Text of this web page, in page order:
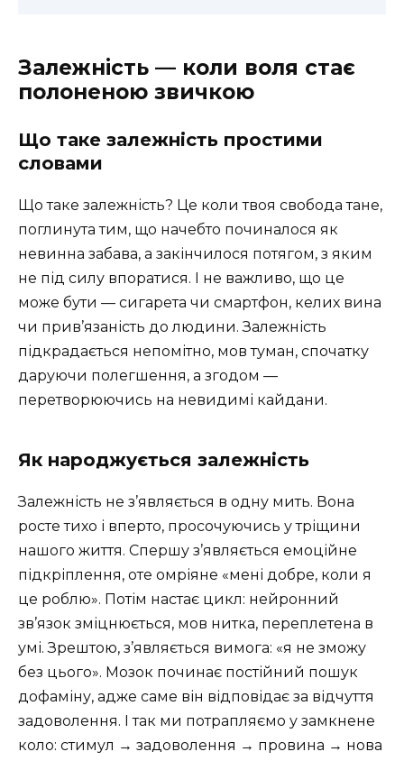
Залежність — коли воля стає
полоненою звичкою
Що таке залежність простими
словами
Що таке залежність? Це коли твоя свобода тане,
поглинута тим, що начебто починалося як
невинна забава, а закінчилося потягом, з яким
не під силу впоратися. І не важливо, що це
може бути — сигарета чи смартфон, келих вина
чи прив’язаність до людини. Залежність
підкрадається непомітно, мов туман, спочатку
даруючи полегшення, а згодом —
перетворюючись на невидимі кайдани.
Як народжується залежність
Залежність не з’являється в одну мить. Вона
росте тихо і вперто, просочуючись у тріщини
нашого життя. Спершу з’являється емоційне
підкріплення, оте омріяне «мені добре, коли я
це роблю». Потім настає цикл: нейронний
зв’язок зміцнюється, мов нитка, переплетена в
умі. Зрештою, з’являється вимога: «я не зможу
без цього». Мозок починає постійний пошук
дофаміну, адже саме він відповідає за відчуття
задоволення. І так ми потрапляємо у замкнене
коло: стимул → задоволення → провина → нова